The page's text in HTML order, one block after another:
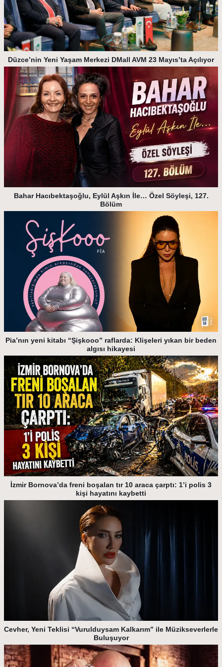
Düzce’nin Yeni Yaşam Merkezi DMall AVM 23 Mayıs’ta Açılıyor
Bahar Hacıbektaşoğlu, Eylül Aşkın İle… Özel Söyleşi, 127.
Bölüm
Pia’nın yeni kitabı “Şişkooo” raflarda: Klişeleri yıkan bir beden
algısı hikayesi
İzmir Bornova’da freni boşalan tır 10 araca çarptı: 1’i polis 3
kişi hayatını kaybetti
Cevher, Yeni Teklisi “Vurulduysam Kalkarım” ile Müzikseverlerle
Buluşuyor